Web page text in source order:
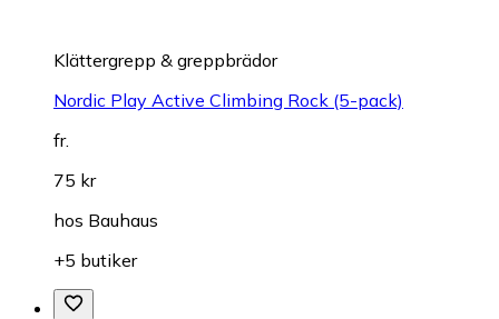
Klättergrepp & greppbrädor
Nordic Play Active Climbing Rock (5-pack)
fr.
75 kr
hos Bauhaus
+5 butiker